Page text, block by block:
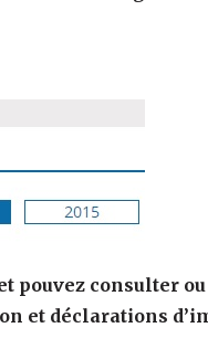
pouvez consulter
et déclarations